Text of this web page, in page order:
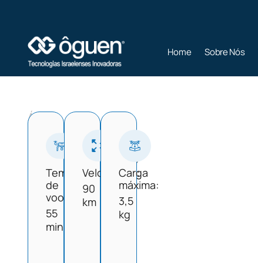
Home Sobre Nós
Drone
OSPREY
Área
de
Cobertura
Tempo
de
voo:
55
min
Velocidade:
90
km
Carga
máxima:
3,5
kg